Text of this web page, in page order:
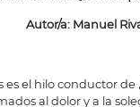
Autor/a: Manuel
el hilo conductor de
al dolor y a la